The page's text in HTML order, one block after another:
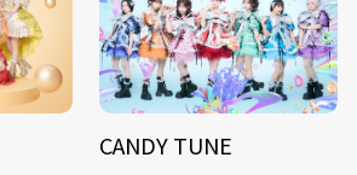
CANDY TUNE